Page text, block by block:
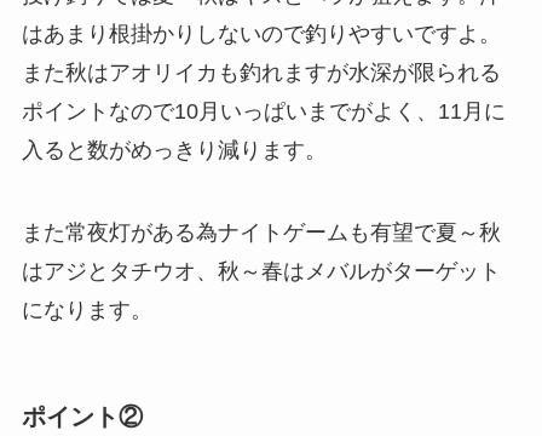
はあまり根掛かりしないので釣りやすいですよ。
また秋はアオリイカも釣れますが水深が限られる
ポイントなので10月いっぱいまでがよく、11月に
入ると数がめっきり減ります。
また常夜灯がある為ナイトゲームも有望で夏～秋
はアジとタチウオ、秋～春はメバルがターゲット
になります。
ポイント②